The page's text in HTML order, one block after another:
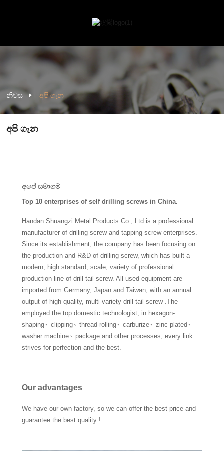
නිවස අපි ගැන
අපි ගැන
අපේ සමාගම
Top 10 enterprises of self drilling screws in China.
Handan Shuangzi Metal Products Co., Ltd is a professional
manufacturer of drilling screw and tapping screw enterprises.
Since its establishment, the company has been focusing on
the production and R&D of drilling screw, which has built a
modern, high standard, scale, variety of professional
production line of drill tail screw. All used equipment are
imported from Germany, Japan and Taiwan, with an annual
output of high quality, multi-variety drill tail screw .The
employed the top domestic technologist, in hexagon-
shaping、clipping、thread-rolling、carburize、zinc plated、
washer machine、package and other processes, every link
strives for perfection and the best.
Our advantages
We have our own factory, so we can offer the best price and
guarantee the best quality !